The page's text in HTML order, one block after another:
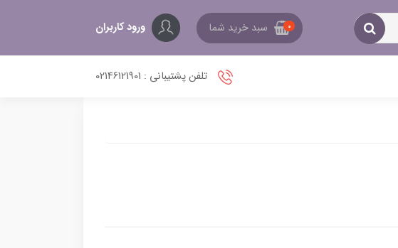
0 سبد خرید شما ورود کاربران
تلفن پشتیبانی : 02146121901